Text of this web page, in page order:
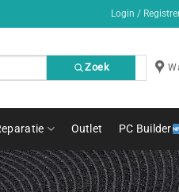
Login /
Zoek
Outlet PC Builder